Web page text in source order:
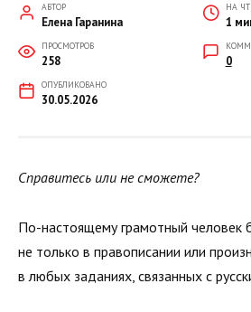
АВТОР
Елена Гаранина
НА
1
ПРОСМОТРОВ
258 0
ОПУБЛИКОВАНО
30.05.2026
Справитесь или не сможете?
По-настоящему грамотный человек
не только в правописании или
в любых заданиях, связанных с